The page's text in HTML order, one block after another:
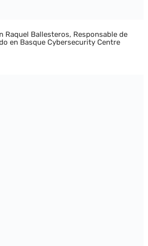
Raquel Ballesteros, Responsable de
en Basque Cybersecurity Centre